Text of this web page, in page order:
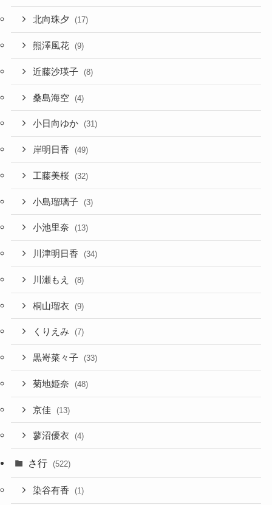
北向珠夕 (17)
熊澤風花 (9)
近藤沙瑛子 (8)
桑島海空 (4)
小日向ゆか (31)
岸明日香 (49)
工藤美桜 (32)
小島瑠璃子 (3)
小池里奈 (13)
川津明日香 (34)
川瀬もえ (8)
桐山瑠衣 (9)
くりえみ (7)
黒嵜菜々子 (33)
菊地姫奈 (48)
京佳 (13)
蓼沼優衣 (4)
さ行 (522)
染谷有香 (1)